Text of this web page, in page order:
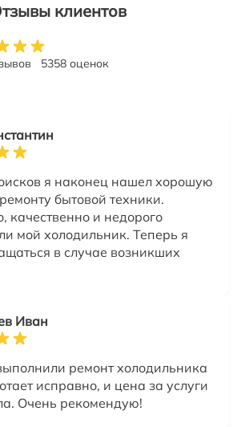
клиентов
5358 оценок
я наконец нашел хорошую
бытовой техники.
качественно и недорого
мой холодильник. Теперь я
в случае возникших
Иван
ремонт холодильника
исправно, и цена за услуги
Очень рекомендую!